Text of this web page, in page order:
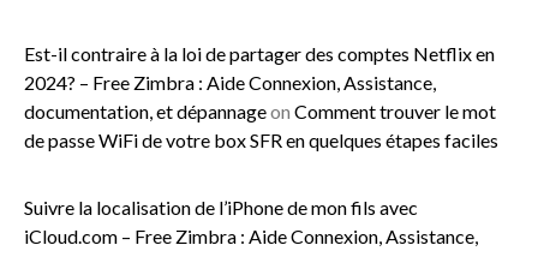
Est-il contraire à la loi de partager des comptes Netflix en
2024? – Free Zimbra : Aide Connexion, Assistance,
documentation, et dépannageon Comment trouver le mot
de passe WiFi de votre box SFR en quelques étapes faciles
Suivre la localisation de l’iPhone de mon fils avec
iCloud.com – Free Zimbra : Aide Connexion, Assistance,